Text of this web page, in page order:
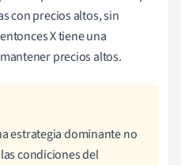
con precios altos, sin
X tiene una
precios altos.
estrategia dominante no
condiciones del